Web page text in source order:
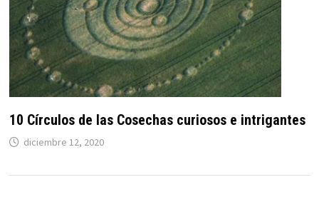
10 Círculos de las Cosechas curiosos e intrigantes
diciembre 12, 2020